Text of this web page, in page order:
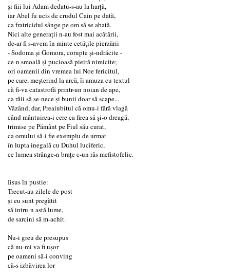
şi fiii lui Adam dedatu-s-au la harţă,
iar Abel fu ucis de crudul Cain pe dată,
ca fratricidul sânge pe om să se abată.
Nici alte generaţii n-au fost mai acătării,
de-ar fi s-avem în minte cetăţile pierzării
- Sodoma şi Gomora, corupte şi-ndrăcite -
ce-n smoală şi pucioasă pieiră nimicite;
ori oamenii din vremea lui Noe fericitul,
pe care, meşterind la arcă, îi amuza cu textul
că fi-va catastrofă printr-un noian de ape,
ca răii să se-nece şi bunii doar să scape...
Văzând, dar, Preaiubitul că omu-i fără vlagă
când mântuirea-i cere ca firea să şi-o dreagă,
trimise pe Pământ pe Fiul său curat,
ca omului să-i fie exemplu de urmat
în lupta inegală cu Duhul luciferic,
ce lumea strânge-n braţe c-un râs mefistofelic.
Iisus în pustie:
Trecut-au zilele de post
şi eu sunt pregătit
să intru-n astă lume,
de sarcini să m-achit.
Nu-i greu de presupus
că nu-mi va fi uşor
pe oameni să-i conving
că-s izbăvirea lor